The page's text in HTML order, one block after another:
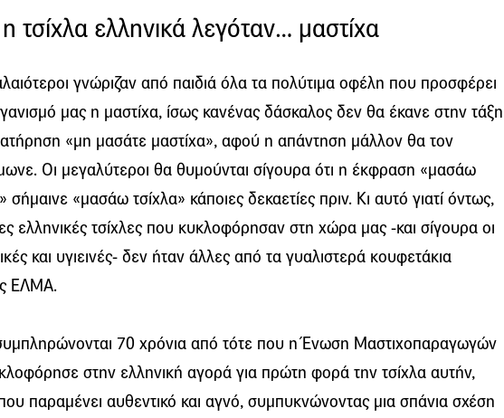
τσίχλα ελληνικά λεγόταν… μαστίχα
γνώριζαν από παιδιά όλα τα πολύτιμα οφέλη που προσφέρει
μας η μαστίχα, ίσως κανένας δάσκαλος δεν θα έκανε στην τάξη
«μη μασάτε μαστίχα», αφού η απάντηση μάλλον θα τον
Οι μεγαλύτεροι θα θυμούνται σίγουρα ότι η έκφραση «μασάω
σήμαινε «μασάω τσίχλα» κάποιες δεκαετίες πριν. Κι αυτό γιατί όντως,
ελληνικές τσίχλες που κυκλοφόρησαν στη χώρα μας -και σίγουρα οι
και υγιεινές- δεν ήταν άλλες από τα γυαλιστερά κουφετάκια
ΕΛΜΑ.
70 χρόνια από τότε που η Ένωση Μαστιχοπαραγωγών
στην ελληνική αγορά για πρώτη φορά την τσίχλα αυτήν,
παραμένει αυθεντικό και αγνό, συμπυκνώνοντας μια σπάνια σχέση